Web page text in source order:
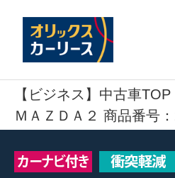
【ビジネス】中古車TOP
ＭＡＺＤＡ２ 商品番号